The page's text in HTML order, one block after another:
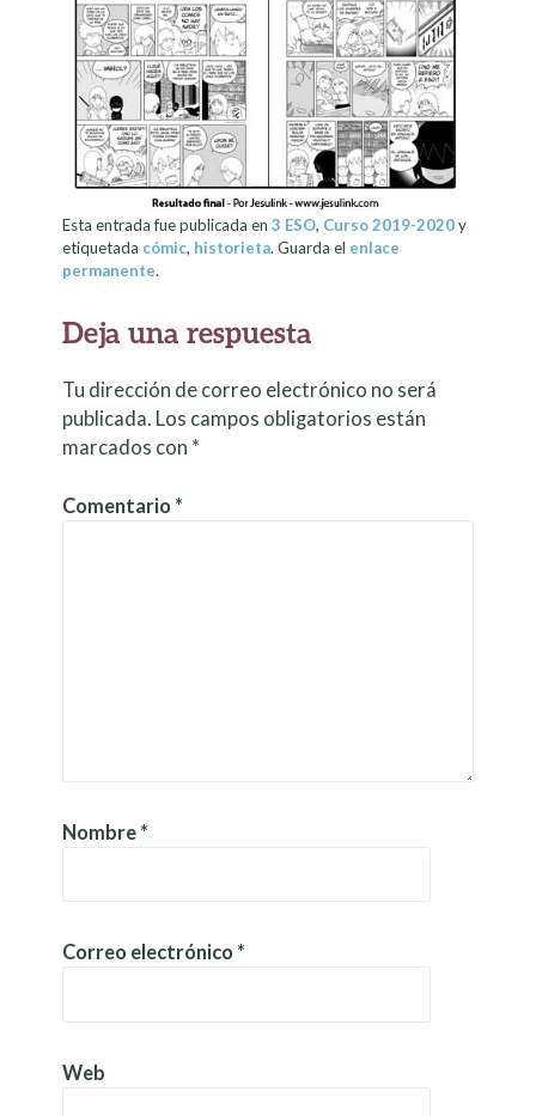
Esta entrada fue publicada en3 ESO, Curso 2019-2020y
etiquetada cómic, historieta. Guarda el enlace
permanente.
Deja una respuesta
Tu dirección de correo electrónico no será
publicada. Los campos obligatorios están
marcados con *
Comentario *
Nombre *
Correo electrónico *
Web